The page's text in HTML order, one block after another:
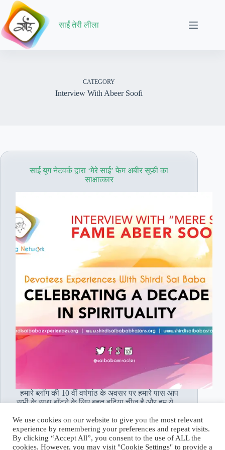
Skip
content
साईं तेरी लीला
CATEGORY
Interview With Abeer Soofi
साई यूग नेटवर्क द्वारा ‘मेरे साई’ फेम अबीर सूफ़ी का
साक्षात्कार
हमारे ब्लॉग की 10 वीं वर्षगांठ के अवसर पर हमारे पास आप
सभी के साथ बाँटने के लिए बहुत बढ़िया चीज़ है और हम ये…
Read More
साई
यूग
नेटवर्क
Hetal Patil Rawat April 14, 2018
We use cookies on our website to give you the most relevant
experience by remembering your preferences and repeat visits.
By clicking “Accept All”, you consent to the use of ALL the
cookies. However, you may visit "Cookie Settings" to provide a